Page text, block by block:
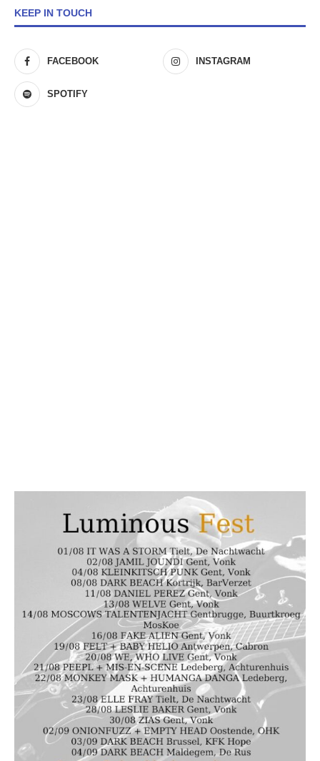
KEEP IN TOUCH
FACEBOOK INSTAGRAM
SPOTIFY